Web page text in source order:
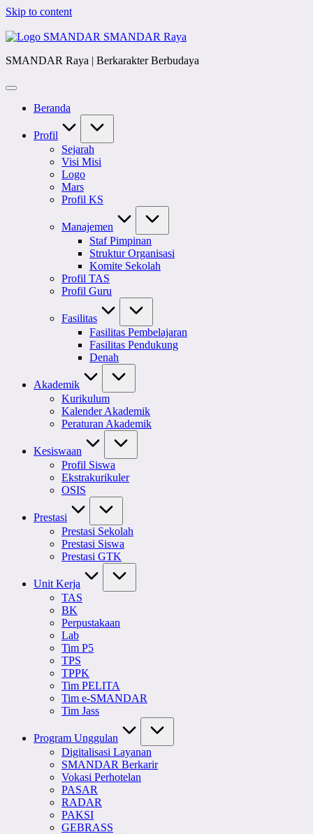
Skip to content
SMANDAR Raya
SMANDAR Raya | Berkarakter Berbudaya
Beranda
Profil
Sejarah
Visi Misi
Logo
Mars
Profil KS
Manajemen
Staf Pimpinan
Struktur Organisasi
Komite Sekolah
Profil TAS
Profil Guru
Fasilitas
Fasilitas Pembelajaran
Fasilitas Pendukung
Denah
Akademik
Kurikulum
Kalender Akademik
Peraturan Akademik
Kesiswaan
Profil Siswa
Ekstrakurikuler
OSIS
Prestasi
Prestasi Sekolah
Prestasi Siswa
Prestasi GTK
Unit Kerja
TAS
BK
Perpustakaan
Lab
Tim P5
TPS
TPPK
Tim PELITA
Tim e-SMANDAR
Tim Jass
Program Unggulan
Digitalisasi Layanan
SMANDAR Berkarir
Vokasi Perhotelan
PASAR
RADAR
PAKSI
GEBRASS